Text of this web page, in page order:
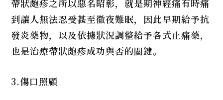
帶狀皰疹之所以惡名昭彰，就是期神經痛有時痛
到讓人無法忍受甚至徹夜難眠，因此早期給予抗
發炎藥物，以及依據狀況調整給予各式止痛藥，
也是治療帶狀皰疹成功與否的關鍵。
3.傷口照顧